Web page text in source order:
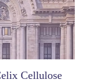
Cellulose